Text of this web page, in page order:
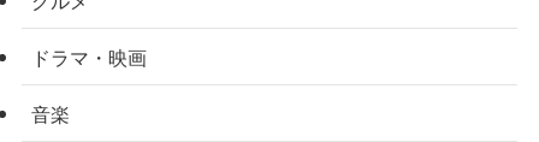
ドラマ・映画
音楽